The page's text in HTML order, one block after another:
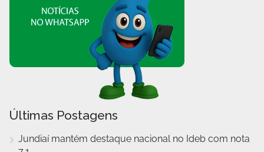
Últimas Postagens
Jundiaí mantém destaque nacional no Ideb com nota